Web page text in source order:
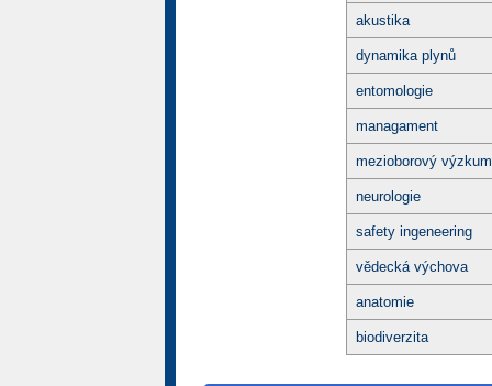
akustika
dynamika plynů
entomologie
managament
mezioborový výzkum
neurologie
safety ingeneering
vědecká výchova
anatomie
biodiverzita